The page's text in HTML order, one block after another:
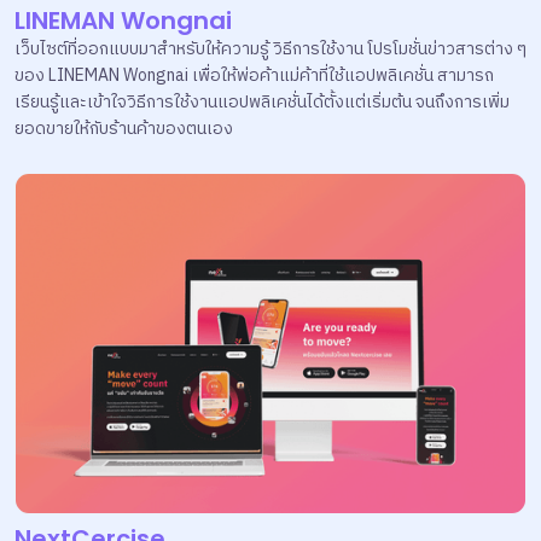
LINEMAN Wongnai
เว็บไซต์ที่ออกแบบมาสำหรับให้ความรู้ วิธีการใช้งาน โปรโมชั่นข่าวสารต่าง ๆ
ของ LINEMAN Wongnai เพื่อให้พ่อค้าแม่ค้าที่ใช้แอปพลิเคชั่น สามารถ
เรียนรู้และเข้าใจวิธีการใช้งานแอปพลิเคชั่นได้ตั้งแต่เริ่มต้น จนถึงการเพิ่ม
ยอดขายให้กับร้านค้าของตนเอง